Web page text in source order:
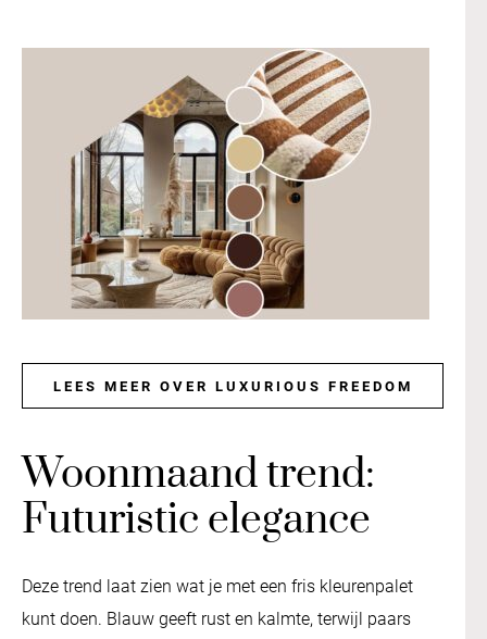
LEES MEER OVER LUXURIOUS FREEDOM
Woonmaand trend:
Futuristic elegance
Deze trend laat zien wat je met een fris kleurenpalet
kunt doen. Blauw geeft rust en kalmte, terwijl paars